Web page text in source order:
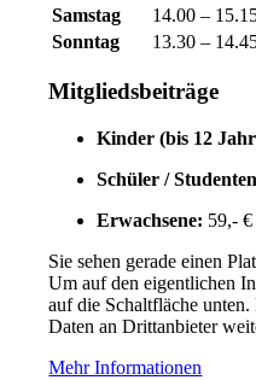
Samstag
14.00 –
Sonntag
13.30 –
Mitgliedsbeiträge
Kinder (bis 12
Schüler /
Erwachsene: 59,- €
Sie sehen gerade einen
Um auf den eigentlichen
auf die Schaltfläche unten.
Daten an Drittanbieter
Mehr Informationen